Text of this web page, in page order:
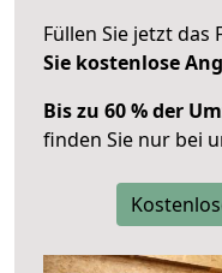
Füllen Sie jetzt das
Sie kostenlose
Bis zu 60 % der
finden Sie nur bei